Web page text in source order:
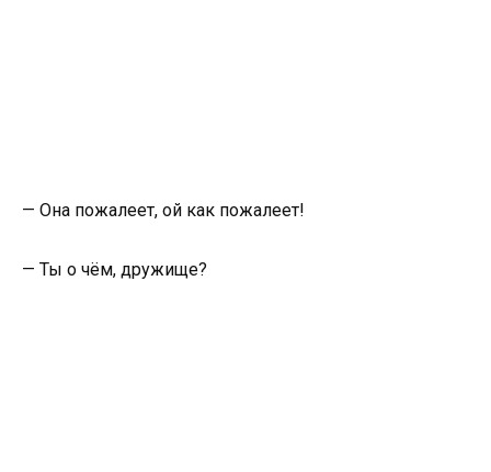
— Она пожалеет, ой как пожалеет!
— Ты о чём, дружище?